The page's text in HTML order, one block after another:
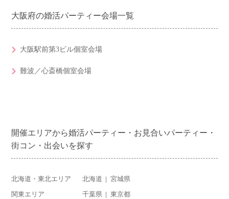
大阪府の婚活パーティー会場一覧
大阪駅前第3ビル個室会場
難波／心斎橋個室会場
開催エリアから婚活パーティー・お見合いパーティー・
街コン・出会いを探す
北海道・東北エリア 北海道 宮城県
関東エリア 千葉県 東京都